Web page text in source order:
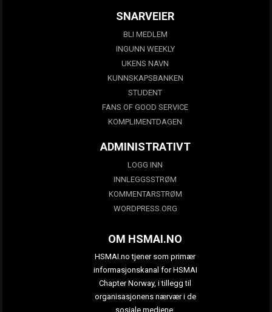
SNARVEIER
BLI MEDLEM
INGUNN WEEKLY
UKENS NAVN
KUNNSKAPSBANKEN
STUDENT
FANS OF GOOD SERVICE
KOMPLIMENTDAGEN
ADMINISTRATIVT
LOGG INN
INNLEGGSSTRØM
KOMMENTARSTRØM
WORDPRESS.ORG
OM HSMAI.NO
HSMAI.no tjener som primær
informasjonskanal for HSMAI
Chapter Norway, i tillegg til
organisasjonens nærvær i de
sosiale mediene.